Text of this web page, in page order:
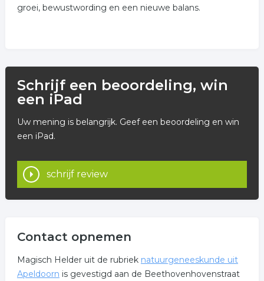
groei, bewustwording en een nieuwe balans.
Schrijf een beoordeling, win
een iPad
Uw mening is belangrijk. Geef een beoordeling en win
een iPad.
schrijf review
Contact opnemen
Magisch Helder uit de rubriek natuurgeneeskunde uit
Apeldoorn is gevestigd aan de Beethovenhovenstraat